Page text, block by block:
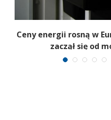
Ceny energii rosną w
zaczął się od